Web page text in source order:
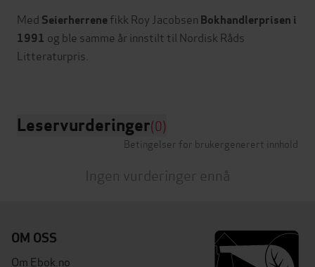
Med Seierherrenefikk Roy Jacobsen Bokhandlerprisen i
1991 og ble samme år innstilt til Nordisk Råds
Litteraturpris.
Leservurderinger(0)
Betingelser for brukergenerert innhold
Ingen vurderinger ennå
OM OSS
Om Ebok.no